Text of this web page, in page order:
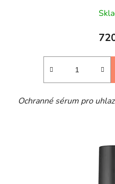
Ochranné sérum pro